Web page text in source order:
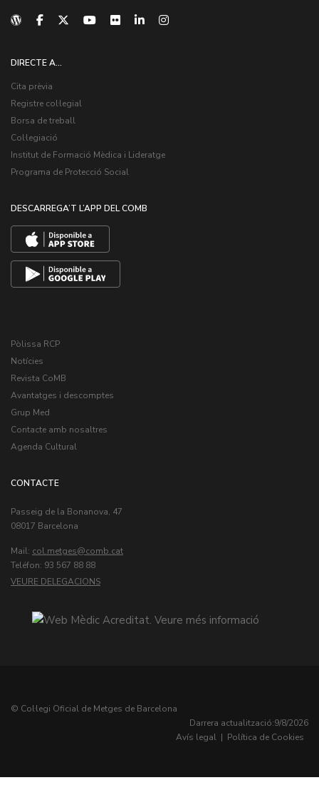
DIRECTE A...
Cita prèvia
Registre col·legial
Borsa de treball
Col·legiació
Institut de Formació Mèdica i Lideratge
Programa de Protecció Social
DESCARREGA’T L’APP DEL COMB
Pòlissa RCP
Notícies
Revista CoMB
Avantatges i descomptes
Grup Med
Contacte amb nosaltres
Agenda Cultural
CONTACTE
Passeig de la Bonanova, 47
08017 Barcelona
Mail: col.metges
Teléfon: 93 567 88 88
VEURE DELEGACIONS
© Col·legi Oficial de Metges de Barcelona
Darrera actualització:9/8/2026
Avís legal | Política de Cookies